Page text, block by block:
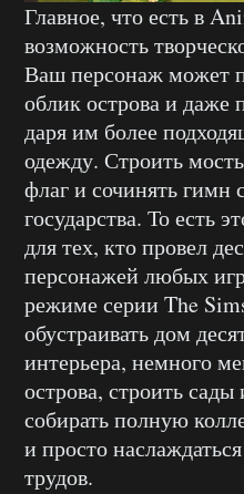
Главное, что есть в
возможность
Ваш персонаж может
облик острова и даже
даря им более
одежду. Строить
флаг и сочинять гимн
государства. То есть
для тех, кто провел
персонажей любых
режиме серии The
обустраивать дом
интерьера, немного
острова, строить
собирать полную
и просто
трудов.